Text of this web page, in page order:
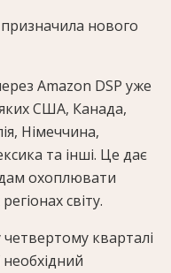
нового
Amazon DSP уже
США, Канада,
Німеччина,
та інші. Це дає
охоплювати
світу.
четвертому кварталі
необхідний